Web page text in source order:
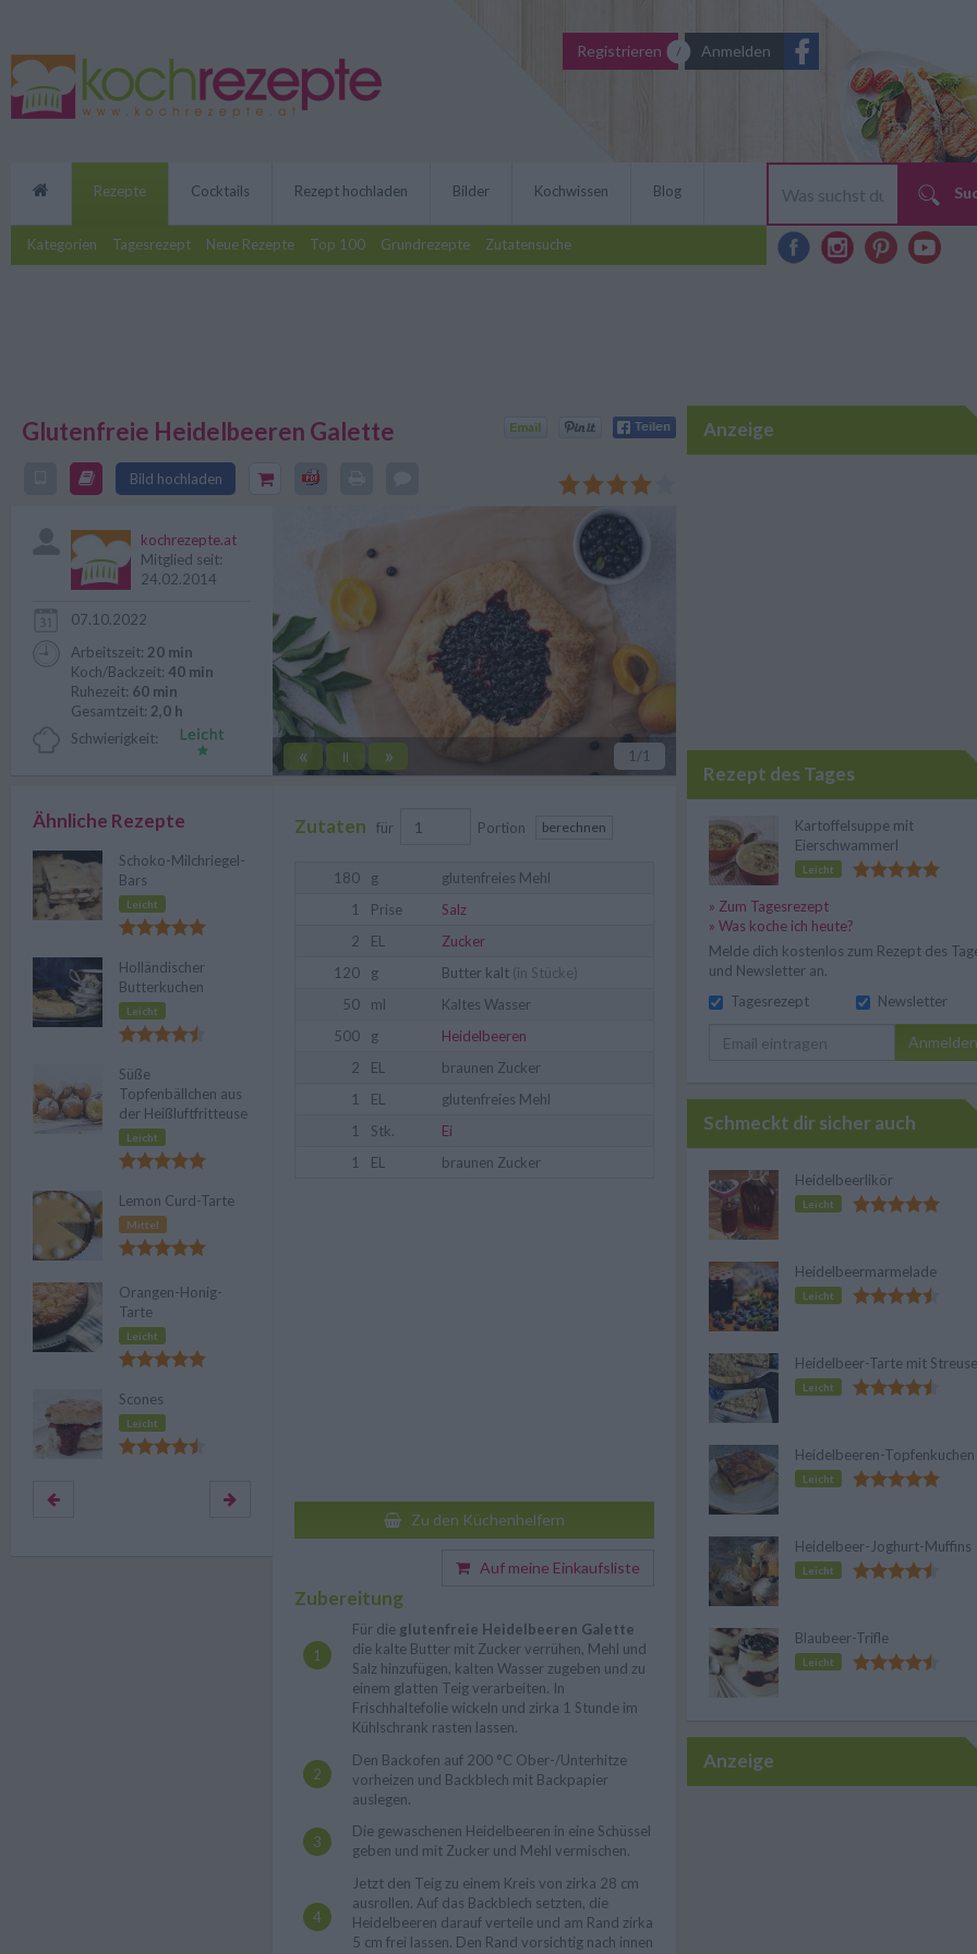
Registrieren Anmelden
Rezepte
Kategorien Tagesrezept Neue Rezepte Top 100 Grundrezepte Zutatensuche
Cocktails Rezept hochladen Bilder Kochwissen Blog
Glutenfreie Heidelbeeren Galette
Bild hochladen
Mehlspeise. In diesem Rezept wird glutenfreies Mehl
verwendet.
« || » 1 /1
kochrezepte.at
Mitglied seit:
24.02.2014
07.10.2022
Arbeitszeit: 20 min
Koch/Backzeit: 40 min
Ruhezeit: 60 min
Gesamtzeit: 2,0 h
Schwierigkeit:
Zutaten für Portion berechnen
180 g
glutenfreies Mehl
1
Prise
Salz
2
EL
Zucker
120
g Butter kalt (in Stücke)
50
ml
Kaltes Wasser
500
g
Heidelbeeren
2
EL
braunen Zucker
1
EL
glutenfreies Mehl
1
Stk.
Ei
1
EL braunen Zucker
Zu den Küchenhelfern
Auf meine Einkaufsliste
Zubereitung
Für die glutenfreie Heidelbeeren Galette
die kalte Butter mit Zucker verrühen, Mehl und
Salz hinzufügen, kalten Wasser zugeben und zu
einem glatten Teig verarbeiten. In
Frischhaltefolie wickeln und zirka 1 Stunde im
Kühlschrank rasten lassen.
Den Backofen auf 200 °C Ober-/Unterhitze
vorheizen und Backblech mit Backpapier
auslegen.
Die gewaschenen Heidelbeeren in eine Schüssel
geben und mit Zucker und Mehl vermischen.
Jetzt den Teig zu einem Kreis von zirka 28 cm
ausrollen. Auf das Backblech setzten, die
Heidelbeeren darauf verteile und am Rand zirka
5 cm frei lassen. Den Rand vorsichtig nach innen
Ähnliche Rezepte
Schoko-Milchriegel-
Bars
Leicht
Holländischer
Butterkuchen
Leicht
Süße
Topfenbällchen aus
der Heißluftfritteuse
Leicht
Lemon Curd-Tarte
Mittel
Orangen-Honig-
Tarte
Leicht
Scones
Leicht
Anzeige
Rezept des Tages
Kartoffelsuppe mit
Eierschwammerl
Leicht
» Zum Tagesrezept
» Was koche ich heute?
Melde dich kostenlos zum Rezept des
und Newsletter an.
Tagesrezept
Newsletter
Anmelden
Schmeckt dir sicher auch
Heidelbeerlikör
Leicht
Heidelbeermarmelade
Leicht
Heidelbeer-Tarte mit
Leicht
Heidelbeeren-Topfenkuchen
Leicht
Heidelbeer-Joghurt-Muffins
Leicht
Blaubeer-Trifle
Leicht
Anzeige